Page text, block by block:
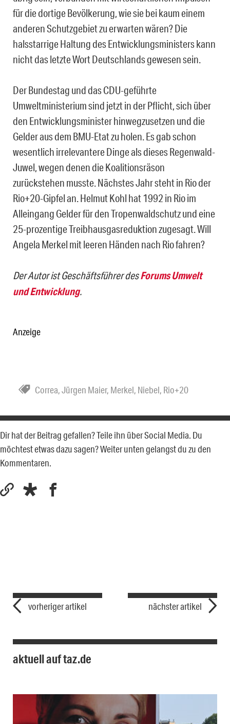
für die dortige Bevölkerung, wie sie bei kaum einem
anderen Schutzgebiet zu erwarten wären? Die
halsstarrige Haltung des Entwicklungsministers kann
nicht das letzte Wort Deutschlands gewesen sein.
Der Bundestag und das CDU-geführte
Umweltministerium sind jetzt in der Pflicht, sich über
den Entwicklungsminister hinwegzusetzen und die
Gelder aus dem BMU-Etat zu holen. Es gab schon
wesentlich irrelevantere Dinge als dieses Regenwald-
Juwel, wegen denen die Koalitionsräson
zurückstehen musste. Nächstes Jahr steht in Rio der
Rio+20-Gipfel an. Helmut Kohl hat 1992 in Rio im
Alleingang Gelder für den Tropenwaldschutz und eine
25-prozentige Treibhausgasreduktion zugesagt. Will
Angela Merkel mit leeren Händen nach Rio fahren?
Der Autor ist Geschäftsführer desForums Umwelt
und Entwicklung.
Anzeige
Correa,Jürgen Maier, Merkel, Niebel, Rio+20
Dir hat der Beitrag gefallen? Teile ihn über Social Media. Du
möchtest etwas dazu sagen? Weiter unten gelangst du zu den
Kommentaren.
vorheriger artikel nächster artikel
aktuell auf taz.de